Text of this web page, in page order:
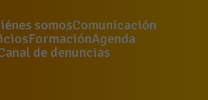
somosComunicación
FormaciónAgenda
de denuncias